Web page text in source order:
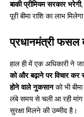
बाकी प्रीमियम सरकार भरेगी
पूरी बीमा राशि का लाभ
प्रधानमंत्री फसल
हाल ही में एक अधिकारी ने
को और बढ़ाने पर विचार कर
होने वाले नुकसानको भी
लंबे समय से चली आ रही
सुरक्षा मिलने की उम्मीद है।